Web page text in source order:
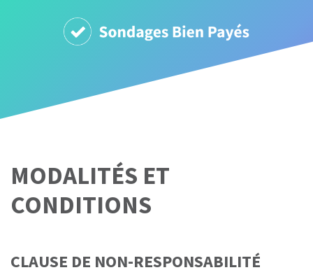
MODALITÉS ET
CONDITIONS
CLAUSE DE NON-RESPONSABILITÉ